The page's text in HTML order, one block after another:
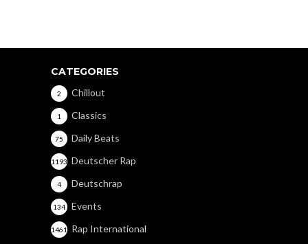
CATEGORIES
Chillout
2
Classics
1
Daily Beats
75
Deutscher Rap
1193
Deutschrap
4
Events
134
Rap International
1461